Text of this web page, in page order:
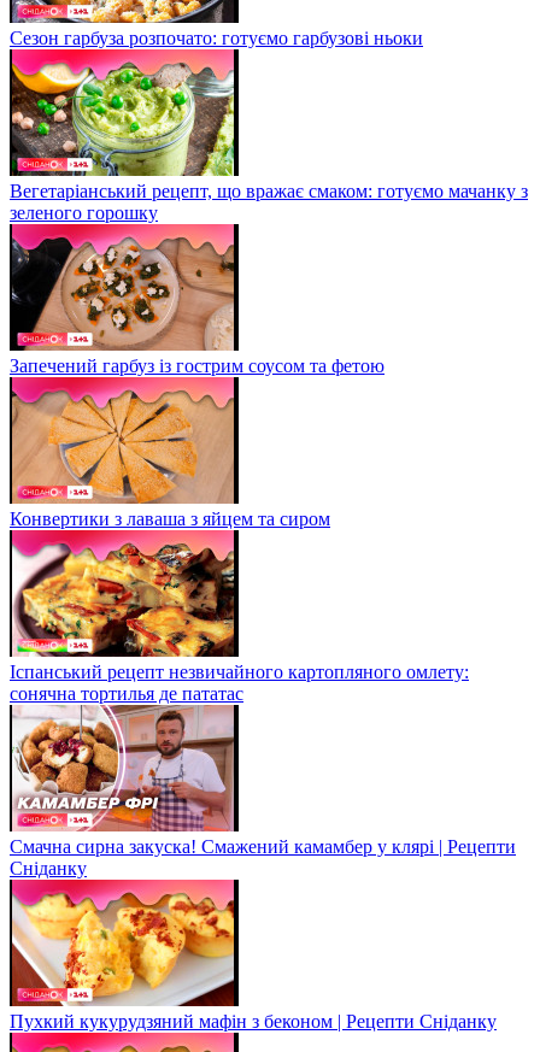
Сезон гарбуза розпочато: готуємо гарбузові ньоки
Вегетаріанський рецепт, що вражає смаком: готуємо мачанку з
зеленого горошку
Запечений гарбуз із гострим соусом та фетою
Конвертики з лаваша з яйцем та сиром
Іспанський рецепт незвичайного картопляного омлету:
сонячна тортилья де пататас
Смачна сирна закуска! Смажений камамбер у клярі | Рецепти
Сніданку
Пухкий кукурудзяний мафін з беконом | Рецепти Сніданку